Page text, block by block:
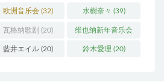
(22)
欧洲音乐会(32) 水樹奈々 (39)
瓦格纳歌剧 (20) 维也纳新年音乐会
(19)
藍井エイル(20) 鈴木愛理 (20)